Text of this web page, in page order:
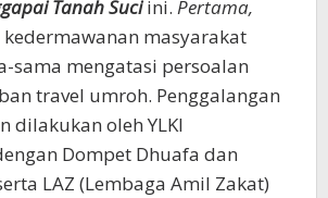
Tanah Suciini. Pertama,
masyarakat
sama mengatasi persoalan
travel umroh. Penggalangan
dilakukan oleh YLKI
Dompet Dhuafa dan
LAZ (Lembaga Amil Zakat)